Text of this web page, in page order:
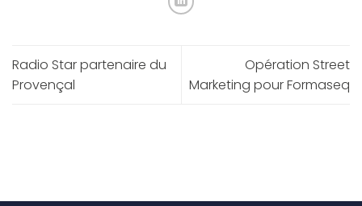
Radio Star partenaire du
Provençal
Opération Street
Marketing pour Formaseq